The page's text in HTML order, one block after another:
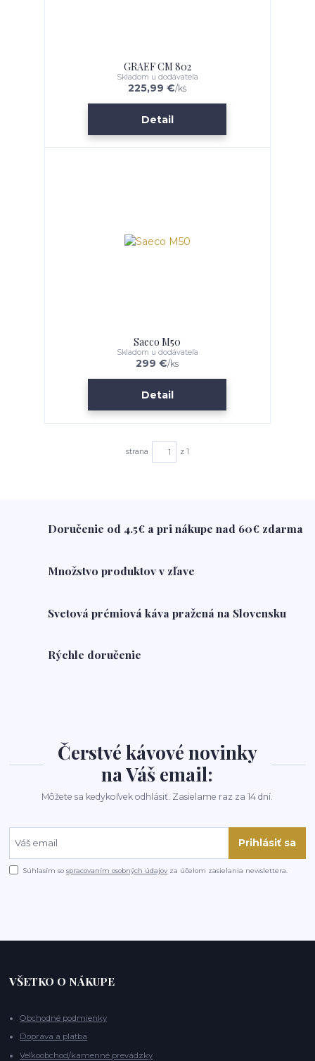
GRAEF CM 802
225,99 €/ks
Skladom u dodávateľa
Detail
Saeco M50
299 €/ks
Skladom u dodávateľa
Detail
strana z 1
Doručenie od 4.5€ a pri nákupe nad 60€ zdarma
Množstvo produktov v zľave
Svetová prémiová káva pražená na Slovensku
Rýchle doručenie
Čerstvé kávové novinky
na Váš email:
Môžete sa kedykoľvek odhlásiť. Zasielame raz za 14 dní.
Prihlásiť sa
Súhlasím sospracovaním osobných údajov za účelom zasielania newslettera.
VŠETKO O NÁKUPE
Obchodné podmienky
Doprava a platba
Veľkoobchod/kamenné prevádzky